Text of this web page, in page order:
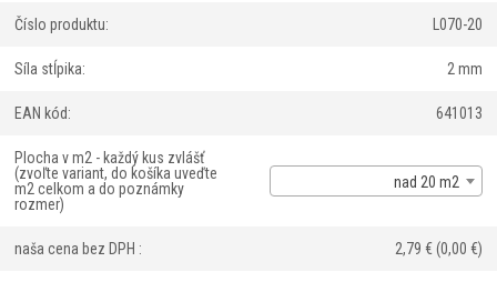
Číslo produktu: L070-20
Sí­la stĺpika: 2 mm
EAN kód: 641013
Plocha v m2 - každý kus zvlášť
(zvoľte variant, do košíka uveďte
m2 celkom a do poznámky
rozmer)
nad 20 m2
naša cena bez DPH : 2,79 €(0,00 €)